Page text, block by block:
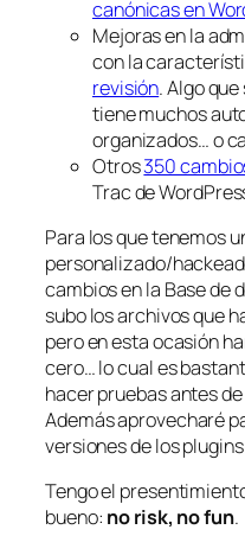
canónicas en
Mejoras en la
con la
revisión. Algo
tiene muchos
organizados… o
Otros350
Trac de
Para los que tenemos
personalizado/
cambios en la Base de
subo los archivos que
pero en esta ocasión
cero… lo cual es
hacer pruebas antes
Además aprovecharé
versiones de los
Tengo el
bueno: no risk, no fun.